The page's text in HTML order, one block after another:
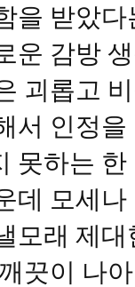
을 받았
운 감방
괴롭고
서 인정
못하는
데 모세
모래 제
끗이 나